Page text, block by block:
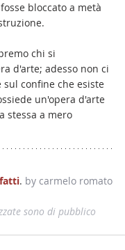
bloccato a metà
chi si
d'arte; adesso non ci
confine che esiste
un'opera d'arte
stessa a mero
fatti. by carmelo romato
sono di pubblico